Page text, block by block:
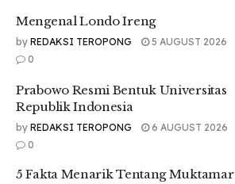
Mengenal Londo Ireng
by REDAKSI TEROPONG
5 AUGUST 2026
0
Prabowo Resmi Bentuk Universitas
Republik Indonesia
by REDAKSI TEROPONG
6 AUGUST 2026
0
5 Fakta Menarik Tentang Muktamar